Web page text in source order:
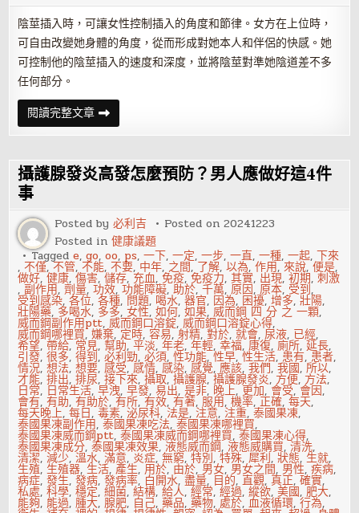
陰莖插入時，可讓女性控制插入的角度和節律。女方在上位時，
可自由改變她身體的角度，從而形成對她本人和伴侶的快感。她
可控制他的陰莖插入的速度和深度，並將陰莖對準她陰道差不多
任何部分。
閱讀完整文章男
人
如
在
性
愛
的
更
深
攝護腺發炎高發怎麼預防？男人應做好這4件
事
Posted by必利吉 Posted on20241223
Posted in健康議題
Taggede,go,oo, ps,一下,一定,一步,一直,一種,一起,下來
,不僅,不管,不能,不要, 中年, 之間, 了解,以為,作用,來說,便是,
做好,健康,傷害,儲存, 充血,免疫,免疫力,其實, 出現,初期,刺激
,副作用,劑量,功效,功能障礙,助於,千萬,原因,原本, 受到,
受到感染,各位,各種, 問題, 喝水,器官, 因為, 困擾,增多,壯陽,
壯陽藥, 多喝水, 多多,女性,如何,如果,威而鋼 四 分 之 一顆,
威而鋼副作用ptt,威而鋼口溶錠,威而鋼口溶錠心得,
威而鋼哪裡買,嫌棄, 定時,容易,射精,對於,就會,尿液, 已經,
希望,帶給, 常見,幫助,平淡,年老,年輕,幸福,康復,廁所,延長,
引發,很多,得到,必利勁,必須,性功能,性早,性生活, 患有, 患者,
情況,想法,想要,感受,感情,感染,感覺,應該,我們,我國,所以,
才能,排出,排尿,接下來,攝取,攝護腺,攝護腺發炎, 方便, 方法,
日常, 日常生活,早洩,早發,易出,是非, 晚上,更加, 會受, 會因,
會有,有助,有助於,有所,有效,有著,服用,機率,正確,每天,
每天晚上,每日,毒素,泌尿科, 法是, 注意, 注重,泰國果凍,
泰國果凍副作用,泰國果凍吃法,泰國果凍哪裡買,
泰國果凍威而鋼ptt,泰國果凍威而鋼哪裡買,泰國果凍心得,
泰國果凍成分,泰國果凍效果,液態威而鋼,液態威購買,清洗,
清潔,減少,溫水,滿意, 炎症,無窮,特別,特殊,犀利,狀態,生就,
生殖,生殖器,生活,產生, 用於, 由於, 男女, 男女之間, 男性,疾病,
病症,發生,發病,發病率, 白開水,盡量, 目的,直觀,真正,確實,
私處,科學,穩定,細菌,結構,給人,經常,經過,縱欲,美國,肥大,
能夠, 能過,腫大,腺肥, 自己,藥品,藥物,處於,血液循環,行為,